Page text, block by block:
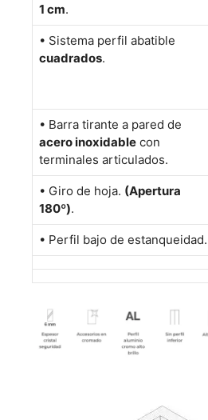
1 cm.
• Sistema perfil abatible
cuadrados.
• Barra tirante a pared de
acero inoxidable con
terminales articulados.
• Giro de hoja. (Apertura
180º).
• Perfil bajo de estanqueidad.